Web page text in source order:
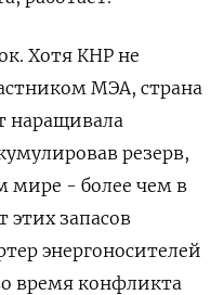
Хотя КНР не
МЭА, страна
наращивала
резерв,
- более чем в
этих запасов
энергоносителей
время конфликта